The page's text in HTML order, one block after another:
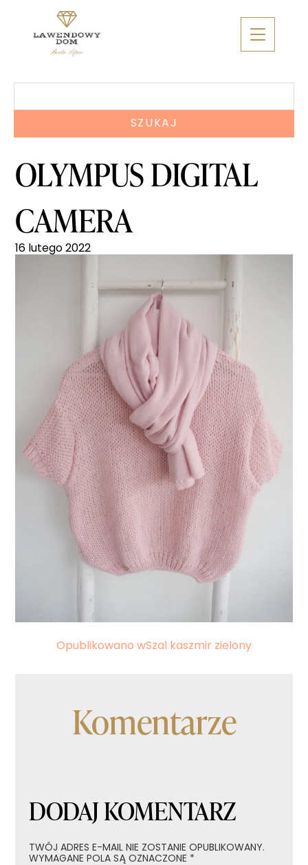
OLYMPUS DIGITAL
CAMERA
16 lutego 2022
Nawigacja
Opublikowano wSzal kaszmir zielony
Komentarze
DODAJ KOMENTARZ
TWÓJ ADRES E-MAIL NIE ZOSTANIE OPUBLIKOWANY.
WYMAGANE POLA SĄ OZNACZONE *